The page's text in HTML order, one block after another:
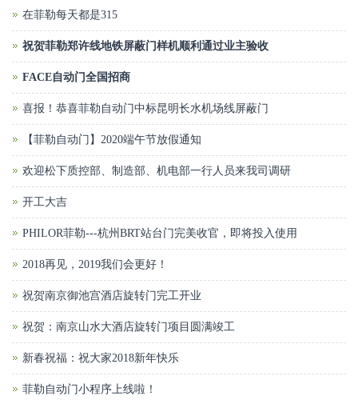
在菲勒每天都是315
祝贺菲勒郑许线地铁屏蔽门样机顺利通过业主验收
FACE自动门全国招商
喜报！恭喜菲勒自动门中标昆明长水机场线屏蔽门
【菲勒自动门】2020端午节放假通知
欢迎松下质控部、制造部、机电部一行人员来我司调研
开工大吉
PHILOR菲勒---杭州BRT站台门完美收官，即将投入使用
2018再见，2019我们会更好！
祝贺南京御池宫酒店旋转门完工开业
祝贺：南京山水大酒店旋转门项目圆满竣工
新春祝福：祝大家2018新年快乐
菲勒自动门小程序上线啦！